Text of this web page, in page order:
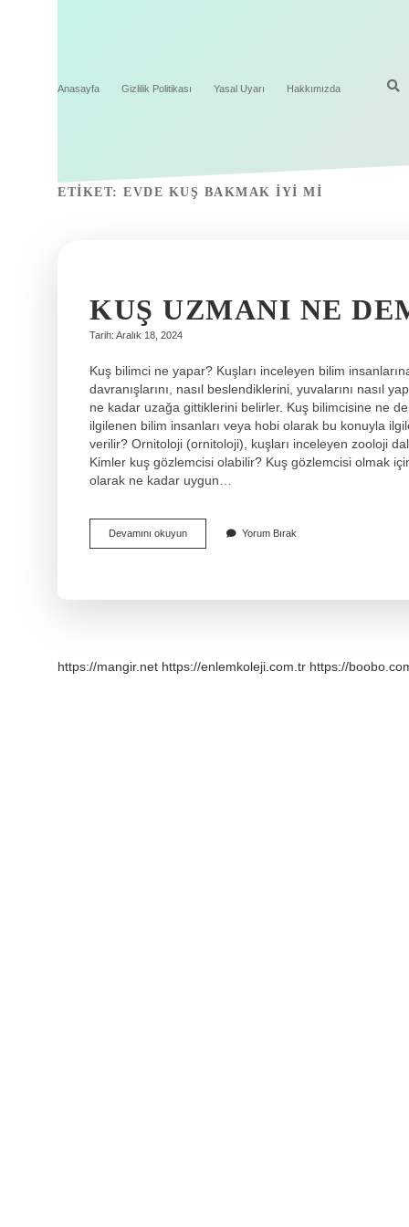
Anasayfa Gizlilik Politikası Yasal Uyarı Hakkımızda
ETIKET: EVDE KUŞ BAKMAK IYI MI
KUŞ UZMANI NE
Tarih: Aralık 18, 2024
Kuş bilimci ne yapar? Kuşları inceleyen bilim
davranışlarını, nasıl beslendiklerini, yuvalarını nasıl
ne kadar uzağa gittiklerini belirler. Kuş bilimcisine ne
ilgilenen bilim insanları veya hobi olarak bu konuyla
verilir? Ornitoloji (ornitoloji), kuşları inceleyen zooloji
Kimler kuş gözlemcisi olabilir? Kuş gözlemcisi olmak
olarak ne kadar uygun…
Devamını okuyunKuş
Uzmanı
Yorum Bırak
https://mangir.net https://enlemkoleji.com.tr https://